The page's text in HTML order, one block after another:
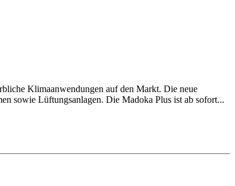
Klimaanwendungen auf den Markt. Die neue
sowie Lüftungsanlagen. Die Madoka Plus ist ab sofort...